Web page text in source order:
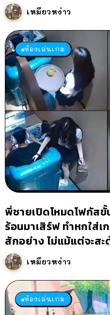
เหมียวหง่าว
ห้องเล่นเกม
พี่ชายเปิดโหมดโฟกัส
ร้อนมาเสิร์ฟ ทำหกใส่เ
สักอย่าง ไม่แม้แต่จะส
เหมียวหง่าว
ห้องเล่นเกม